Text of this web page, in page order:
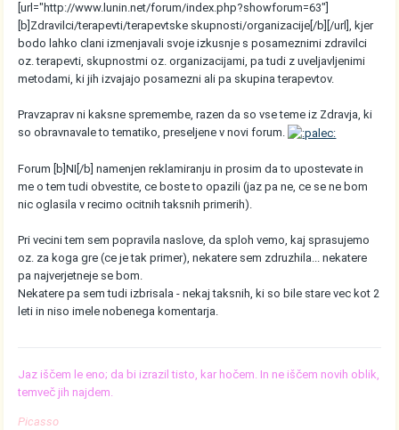
[url="http://www.lunin.net/forum/index.php?showforum=63"]
[b]Zdravilci/terapevti/terapevtske skupnosti/organizacije[/b][/url], kjer
bodo lahko clani izmenjavali svoje izkusnje s posameznimi zdravilci
oz. terapevti, skupnostmi oz. organizacijami, pa tudi z uveljavljenimi
metodami, ki jih izvajajo posamezni ali pa skupina terapevtov.
Pravzaprav ni kaksne spremembe, razen da so vse teme iz Zdravja, ki
so obravnavale to tematiko, preseljene v novi forum.
Forum [b]NI[/b] namenjen reklamiranju in prosim da to upostevate in
me o tem tudi obvestite, ce boste to opazili (jaz pa ne, ce se ne bom
nic oglasila v recimo ocitnih taksnih primerih).
Pri vecini tem sem popravila naslove, da sploh vemo, kaj sprasujemo
oz. za koga gre (ce je tak primer), nekatere sem zdruzhila... nekatere
pa najverjetneje se bom.
Nekatere pa sem tudi izbrisala - nekaj taksnih, ki so bile stare vec kot 2
leti in niso imele nobenega komentarja.
Jaz iščem le eno; da bi izrazil tisto, kar hočem. In ne iščem novih oblik,
temveč jih najdem.
Picasso